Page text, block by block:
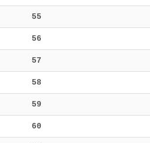
55
56
57
58
59
60